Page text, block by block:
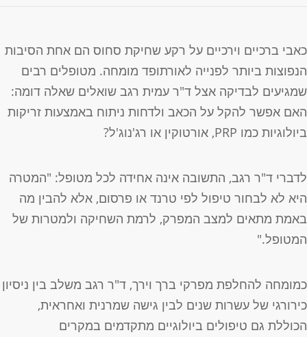
כאבי ברכיים וירכיים על רקע שחיקת סחוס הם אחת הסיבות
הנפוצות ביותר לפנייה לאורתופד מומחה. מטופלים רבים
שמגיעים לבדיקה אצל ד"ר עמית רגב שואלים שאלה דומה:
האם אפשר להקל על הכאב ולדחות ניתוח באמצעות זריקות
ביולוגיות כמו PRP, אורטוקין או רג'נוג'ל?
לדברי ד"ר רגב, התשובה אינה אחידה לכל מטופל: "המטרה
היא לא לבחור טיפול לפי טרנד או פרסום, אלא להבין מה
באמת מתאים למצב המפרק, לרמת השחיקה ולמטרות של
המטופל."
כמומחה להחלפת מפרקי ברך וירך, ד"ר רגב משלב בין ניסיון
כירורגי של עשרות שנים לבין גישה שמרנית ואחראית,
הכוללת גם טיפולים ביולוגיים מתקדמים במקרים